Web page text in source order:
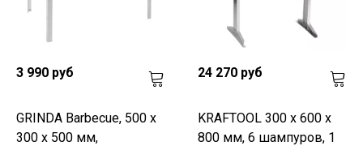
3 990 руб
GRINDA Barbecue, 500 x
300 x 500 мм,
24 270 руб
KRAFTOOL 300 x 600 x
800 мм, 6 шампуров, 1